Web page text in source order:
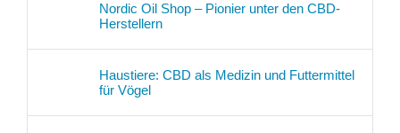
Nordic Oil Shop – Pionier unter den CBD-
Herstellern
Haustiere: CBD als Medizin und Futtermittel
für Vögel